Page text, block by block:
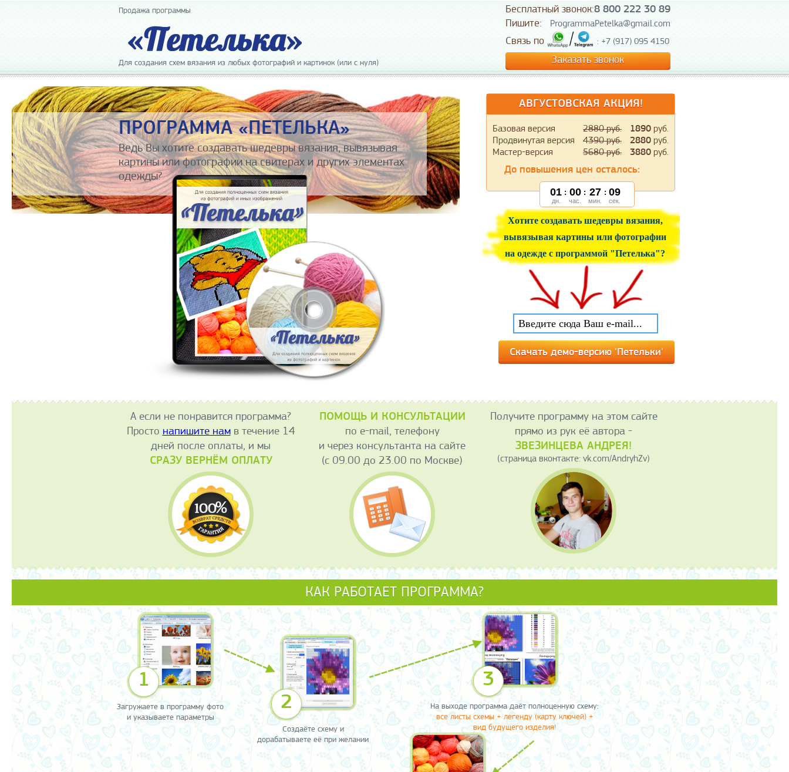
Продажа программы
Для создания схем вязания из любых фотографий и картинок (или с нуля)
Бесплатный звонок:8 800 222 30 89
Пишите:
ProgrammaPetelka@gmail.com
Связь по : +7 (917) 095 4150
Заказать звонок
ПРОГРАММА «ПЕТЕЛЬКА»
Ведь Вы хотите создавать шедевры вязания, вывязывая
картины или фотографии на свитерах и других элементах
одежды?
АВГУСТОВСКАЯ АКЦИЯ!
Базовая версия 2880 руб. 1890 руб.
Продвинутая версия
4390 руб. 2880 руб.
Мастер-версия
5680 руб. 3880 руб.
До повышения цен осталось:
01 : 00 : 27 : 08
дн. час. мин. сек.
Хотите создавать шедевры вязания,
вывязывая картины или фотографии
на одежде с программой "Петелька"?
А если не понравится программа?
Просто напишите намв течение 14
дней после оплаты, и мы
СРАЗУ ВЕРНЁМ ОПЛАТУ
ПОМОЩЬ И КОНСУЛЬТАЦИИ
по e-mail, телефону
и через консультанта на сайте
(с 09.00 до 23.00 по Москве)
Получите программу на этом сайте
прямо из рук её автора -
ЗВЕЗИНЦЕВА АНДРЕЯ!
(страница вконтакте: vk.com/AndryhZv)
КАК РАБОТАЕТ ПРОГРАММА?
1
Загружаете в программу фото
и указываете параметры
2
Создаёте схему и
дорабатываете её при желании
3
На выходе программа даёт полноценную схему:
все листы схемы + легенду (карту ключей) +
вид будущего изделия!